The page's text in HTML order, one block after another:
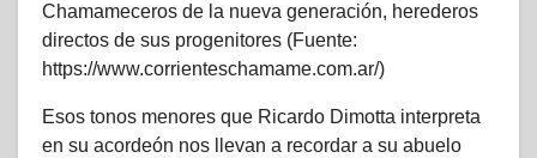
Chamameceros de la nueva generación, herederos
directos de sus progenitores (Fuente:
https://www.corrienteschamame.com.ar/)
Esos tonos menores que Ricardo Dimotta interpreta
en su acordeón nos llevan a recordar a su abuelo